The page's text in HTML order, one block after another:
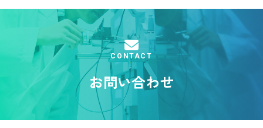
CONTACT
お問い合わせ